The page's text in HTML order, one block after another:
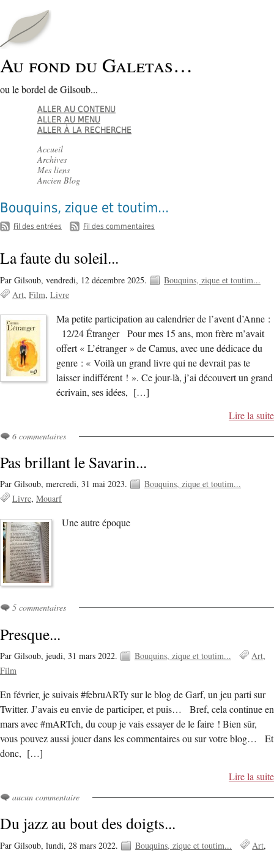
Au fond du Galetas…
ou le bordel de Gilsoub...
ALLER AU CONTENU
ALLER AU MENU
ALLER À LA RECHERCHE
Accueil
Archives
Mes liens
Ancien Blog
Bouquins, zique et toutim...
Fil des entrées Fil des commentaires
La faute du soleil...
Par Gilsoub, vendredi, 12 décembre 2025.
Bouquins, zique et toutim...
Art Film Livre
Ma petite participation au calendrier de l’avent d’Anne :
12/24 Étranger Pour mes 15 ans, mon frère m’avait
offert « L’étranger » de Camus, avec une dédicace du
genre : « Voilà un grand livre qui ne devrait pas te
laisser indifférent ! ». Ce jour-là, j’ai découvert un grand
écrivain, ses idées, […]
Lire la suite
6 commentaires
Pas brillant le Savarin...
Par Gilsoub, mercredi, 31 mai 2023.
Bouquins, zique et toutim...
Livre Mouarf
Une autre époque
5 commentaires
Presque...
Par Gilsoub, jeudi, 31 mars 2022. Bouquins, zique et toutim...
Art
Film
En février, je suivais #februARTy sur le blog de Garf, un jeu parti sur
Twitter. J’avais eu envie de participer, et puis… Bref, cela continue en
mars avec #mARTch, du coup je vais essayer de le faire ! Bien sûr,
vous pouvez aussi jouer dans les commentaires ou sur votre blog… Et
donc, […]
Lire la suite
aucun commentaire
Du jazz au bout des doigts...
Par Gilsoub, lundi, 28 mars 2022. Bouquins, zique et toutim...
Art